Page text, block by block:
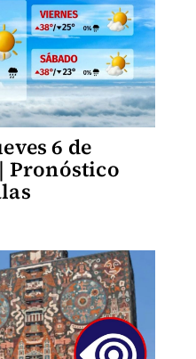
6 de
Pronóstico